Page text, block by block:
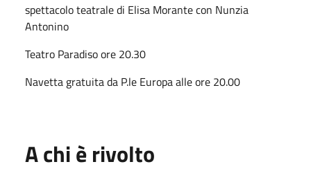
spettacolo teatrale di Elisa Morante con Nunzia
Antonino
Teatro Paradiso ore 20.30
Navetta gratuita da P.le Europa alle ore 20.00
A chi è rivolto